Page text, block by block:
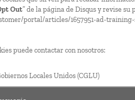
Out” de la página de Disqus y revise su
portal/articles/1657951-ad-
puede contactar con nosotros:
Locales Unidos (CGLU)